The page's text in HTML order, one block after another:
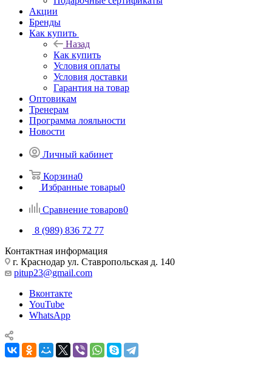
Акции
Бренды
Как купить
Назад
Как купить
Условия оплаты
Условия доставки
Гарантия на товар
Оптовикам
Тренерам
Программа лояльности
Новости
Личный кабинет
Корзина0
Избранные товары0
Сравнение товаров0
8 (989) 836 72 77
Контактная информация
г. Краснодар ул. Ставропольская д. 140
pitup23@gmail.com
Вконтакте
YouTube
WhatsApp